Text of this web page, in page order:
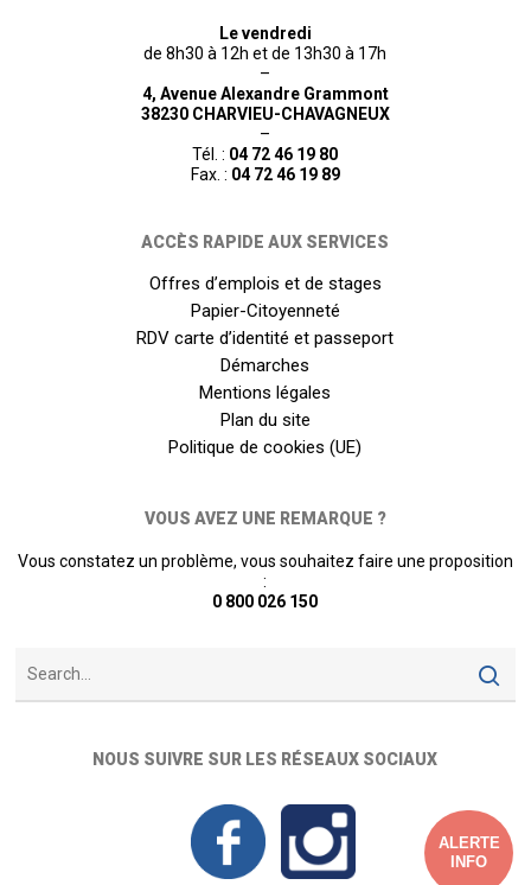
Le vendredi
de 8h30 à 12h et de 13h30 à 17h
–
4, Avenue Alexandre Grammont
38230 CHARVIEU-CHAVAGNEUX
–
Tél. : 04 72 46 19 80
Fax. : 04 72 46 19 89
ACCÈS RAPIDE AUX SERVICES
Offres d’emplois et de stages
Papier-Citoyenneté
RDV carte d’identité et passeport
Démarches
Mentions légales
Plan du site
Politique de cookies (UE)
VOUS AVEZ UNE REMARQUE ?
Vous constatez un problème, vous souhaitez faire une proposition
:
0 800 026 150
NOUS SUIVRE SUR LES RÉSEAUX SOCIAUX
ALERTE
INFO